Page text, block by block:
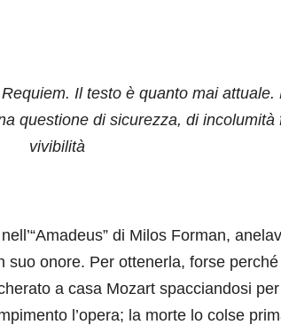
Il testo è quanto mai attuale.
questione di sicurezza, di
vivibilità
di Milos Forman,
suo onore. Per ottenerla, forse
a casa Mozart spacciandosi
l’opera; la morte lo colse